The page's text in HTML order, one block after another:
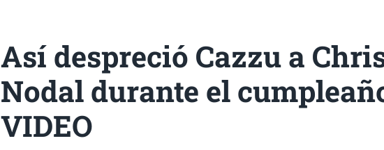
Así despreció Cazzu a
Nodal durante el
VIDEO